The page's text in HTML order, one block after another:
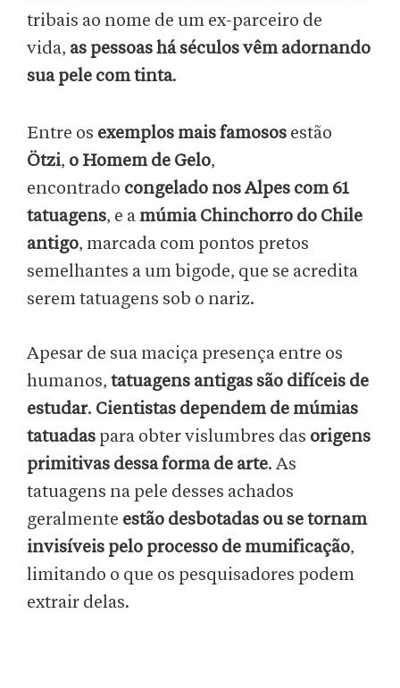
tribais ao nome de um ex-parceiro de
vida, as pessoas há séculos vêm adornando
sua pele com tinta.
Entre os exemplos mais famosos estão
Ötzi, o Homem de Gelo,
encontrado congelado nos Alpes com 61
tatuagens, e a múmia Chinchorro do Chile
antigo, marcada com pontos pretos
semelhantes a um bigode, que se acredita
serem tatuagens sob o nariz.
Apesar de sua maciça presença entre os
humanos, tatuagens antigas são difíceis de
estudar. Cientistas dependem de múmias
tatuadas para obter vislumbres das origens
primitivas dessa forma de arte. As
tatuagens na pele desses achados
geralmente estão desbotadas ou se tornam
invisíveis pelo processo de mumificação,
limitando o que os pesquisadores podem
extrair delas.